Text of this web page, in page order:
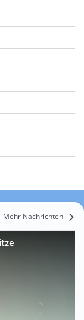
Mehr Nachrichten